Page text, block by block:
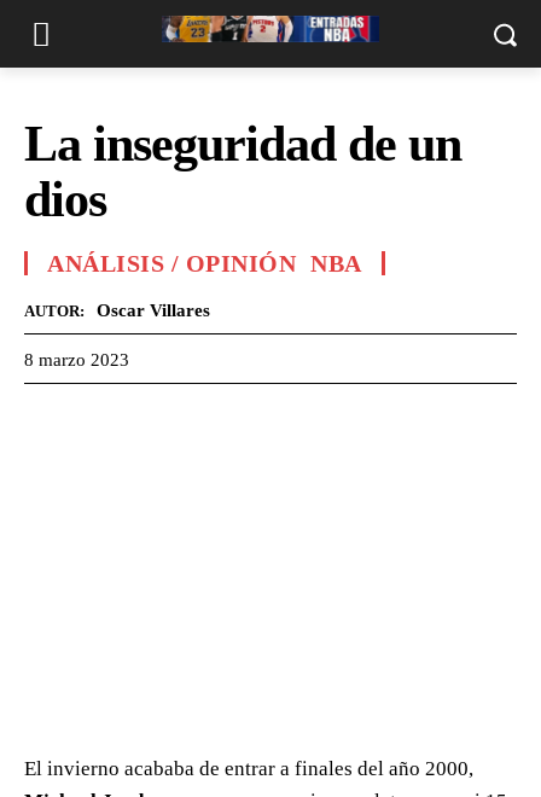
La inseguridad de un
dios
ANÁLISIS / OPINIÓN NBA
AUTOR: Oscar Villares
8 marzo 2023
El invierno acababa de entrar a finales del año 2000,